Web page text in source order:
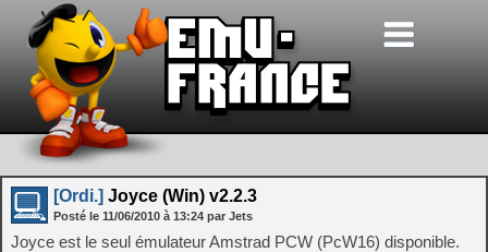
[Ordi.] Joyce (Win) v2.2.3
Posté le 11/06/2010 à 13:24 par Jets
Joyce est le seul émulateur Amstrad PCW (PcW16) disponible.